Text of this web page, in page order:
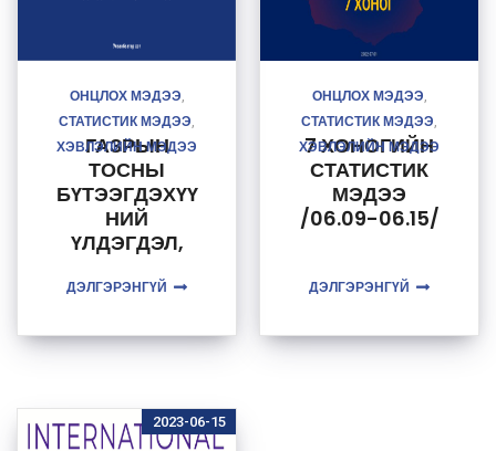
ОНЦЛОХ МЭДЭЭ
СТАТИСТИК МЭДЭЭ
ХЭВЛЭЛИЙН МЭДЭЭ
ГАЗРЫН
ТОСНЫ
БҮТЭЭГДЭХҮҮ
НИЙ
ҮЛДЭГДЭЛ,
МЭДЭЭ
ДЭЛГЭРЭНГҮЙ
ОНЦЛОХ МЭДЭЭ
СТАТИСТИК МЭДЭЭ
ХЭВЛЭЛИЙН МЭДЭЭ
7 ХОНОГИЙН
СТАТИСТИК
МЭДЭЭ
/06.09-06.15/
ДЭЛГЭРЭНГҮЙ
2023-06-15